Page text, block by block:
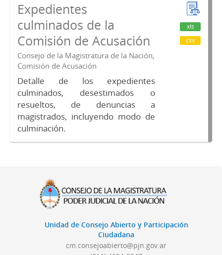
Expedientes
culminados de la
Comisión de Acusación
Consejo de la Magistratura de la Nación,
Comisión de Acusación
Detalle de los expedientes
culminados, desestimados o
resueltos, de denuncias a
magistrados, incluyendo modo de
culminación.
xls
csv
Unidad de Consejo Abierto y Participación
Ciudadana
cm.consejoabierto@pjn.gov.ar